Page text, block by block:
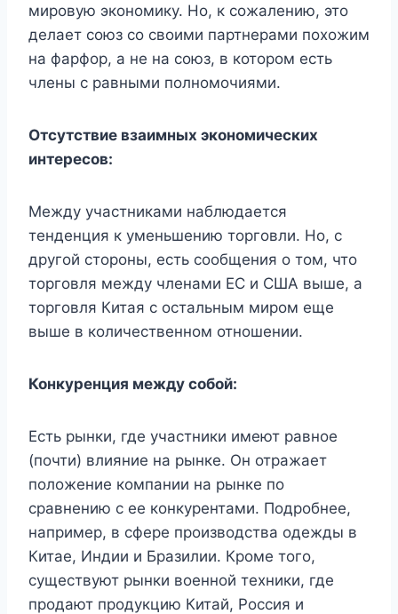
мировую экономику. Но, к сожалению, это
делает союз со своими партнерами похожим
на фарфор, а не на союз, в котором есть
члены с равными полномочиями.
Отсутствие взаимных экономических
интересов:
Между участниками наблюдается
тенденция к уменьшению торговли. Но, с
другой стороны, есть сообщения о том, что
торговля между членами ЕС и США выше, а
торговля Китая с остальным миром еще
выше в количественном отношении.
Конкуренция между собой:
Есть рынки, где участники имеют равное
(почти) влияние на рынке. Он отражает
положение компании на рынке по
сравнению с ее конкурентами. Подробнее,
например, в сфере производства одежды в
Китае, Индии и Бразилии. Кроме того,
существуют рынки военной техники, где
продают продукцию Китай, Россия и